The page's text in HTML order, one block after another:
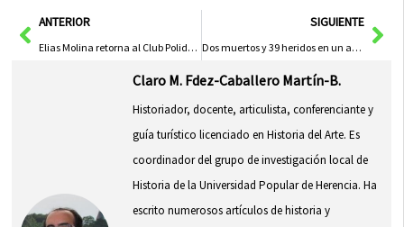
AntANTERIOR
Elias Molina retorna al Club Polideportivo Cacereño SAD
SIGUIENTE
Dos muertos y 39 heridos en un accidente múltiple en la A-4 a la altura de Manzanares
Claro M. Fdez-Caballero Martín-B.
Historiador, docente, articulista, conferenciante y
guía turístico licenciado en Historia del Arte. Es
coordinador del grupo de investigación local de
Historia de la Universidad Popular de Herencia. Ha
escrito numerosos artículos de historia y